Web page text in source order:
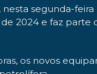
segunda-
2024 e faz parte
os novos